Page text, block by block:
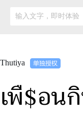
输入文字，即时体验
Thutiya
เพื$อน